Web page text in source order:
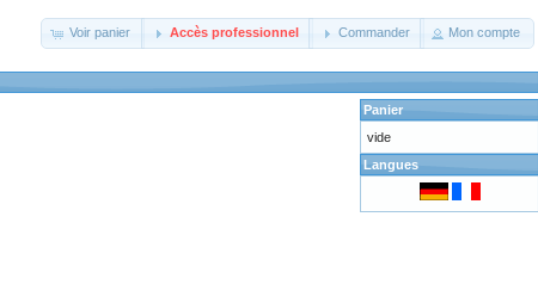
Voir panier Accès professionnel Commander Mon compte
Panier
vide
Langues